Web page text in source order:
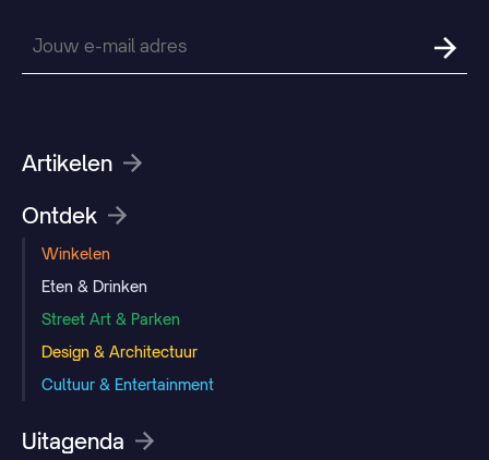
Artikelen
Ontdek
Winkelen
Eten & Drinken
Street Art & Parken
Design & Architectuur
Cultuur & Entertainment
Uitagenda